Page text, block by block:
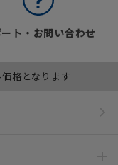
ト・お問い合わせ
格となります